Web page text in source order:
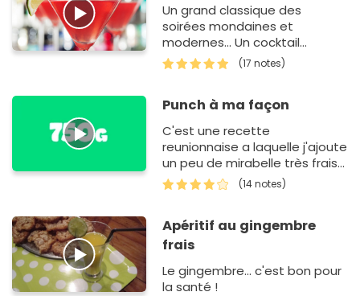
Un grand classique des
soirées mondaines et
modernes... Un cocktail
énergisant et fruité.
(17 notes)
Punch à ma façon
C'est une recette
reunionnaise a laquelle j'ajoute
un peu de mirabelle très frais
et délicieux.
(14 notes)
Apéritif au gingembre
frais
Le gingembre... c'est bon pour
la santé !